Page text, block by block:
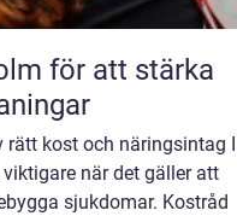
för att stärka
kost och näringsintag I
när det gäller att
sjukdomar. Kostråd